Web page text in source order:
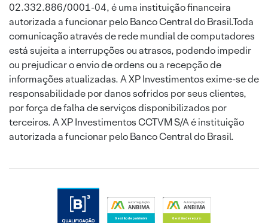
02.332.886/0001-04, é uma instituição financeira
autorizada a funcionar pelo Banco Central do Brasil.Toda
comunicação através de rede mundial de computadores
está sujeita a interrupções ou atrasos, podendo impedir
ou prejudicar o envio de ordens ou a recepção de
informações atualizadas. A XP Investimentos exime-se de
responsabilidade por danos sofridos por seus clientes,
por força de falha de serviços disponibilizados por
terceiros. A XP Investimentos CCTVM S/A é instituição
autorizada a funcionar pelo Banco Central do Brasil.